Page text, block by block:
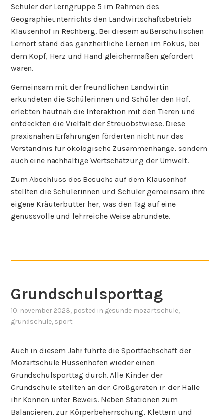
Schüler der Lerngruppe 5 im Rahmen des
Geographieunterrichts den Landwirtschaftsbetrieb
Klausenhof in Rechberg. Bei diesem außerschulischen
Lernort stand das ganzheitliche Lernen im Fokus, bei
dem Kopf, Herz und Hand gleichermaßen gefordert
waren.
Gemeinsam mit der freundlichen Landwirtin
erkundeten die Schülerinnen und Schüler den Hof,
erlebten hautnah die Interaktion mit den Tieren und
entdeckten die Vielfalt der Streuobstwiese. Diese
praxisnahen Erfahrungen förderten nicht nur das
Verständnis für ökologische Zusammenhänge, sondern
auch eine nachhaltige Wertschätzung der Umwelt.
Zum Abschluss des Besuchs auf dem Klausenhof
stellten die Schülerinnen und Schüler gemeinsam ihre
eigene Kräuterbutter her, was den Tag auf eine
genussvolle und lehrreiche Weise abrundete.
Grundschulsporttag
10. november 2023, posted in gesunde mozartschule,
grundschule, sport
Auch in diesem Jahr führte die Sportfachschaft der
Mozartschule Hussenhofen wieder einen
Grundschulsporttag durch. Alle Kinder der
Grundschule stellten an den Großgeräten in der Halle
ihr Können unter Beweis. Neben Stationen zum
Balancieren, zur Körperbeherrschung, Klettern und